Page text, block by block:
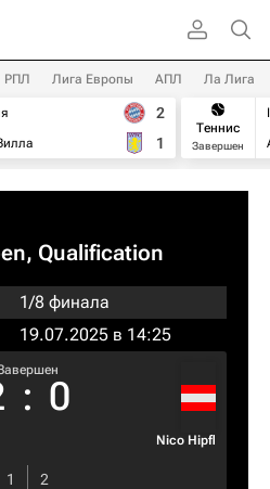
РПЛ Лига Европы АПЛ Ла Лига
2
1
Теннис
Завершен
Qualification
1/8 финала
19.07.2025 в 14:25
: 0
Nico Hipfl
1
2